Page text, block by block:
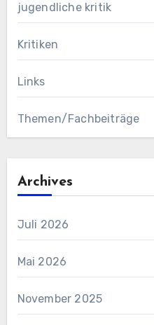
jugendliche kritik
Kritiken
Links
Themen/Fachbeiträge
Archives
Juli 2026
Mai 2026
November 2025